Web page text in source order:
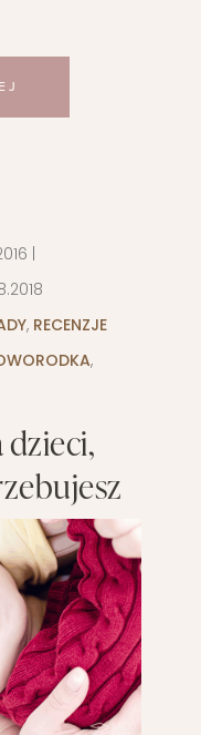
, RECENZJE
,